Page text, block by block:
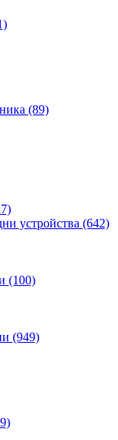
(89)
устройства (642)
(100)
(949)